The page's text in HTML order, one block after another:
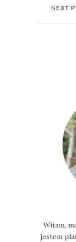
NEXT
Witam,
jestem